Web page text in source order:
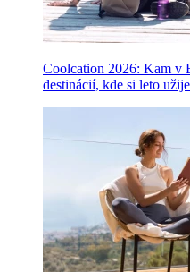
Coolcation 2026: Kam v
destinácií, kde si leto